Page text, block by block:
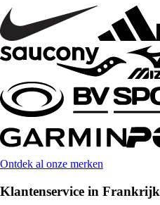
Ontdek al onze merken
Klantenservice in Frankrijk